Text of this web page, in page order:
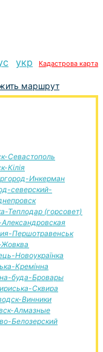
укр Кадастрова карта
маршрут
Севастополь
Кілія
Инкерман
северский-
Теплодар (горсовет)
Першотравенськ
Новоукраїнка
Кремінна
буда-Бровары
Сквира
Винники
Алмазные
Белозерский
маршрут Красный